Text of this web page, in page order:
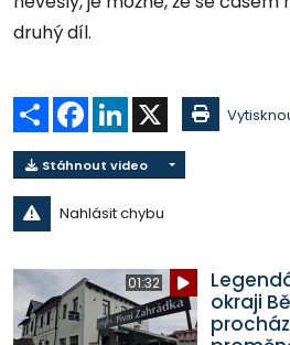
druhý díl.
Sdílet Facebook
LinkedIn
Stáhnout video
Nahlásit chybu
01:32
okraji